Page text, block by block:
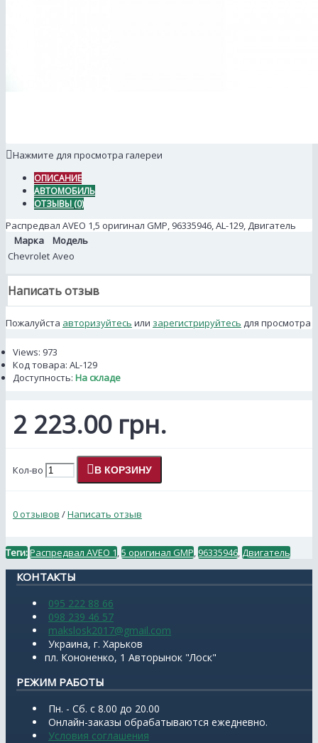
Нажмите для просмотра галереи
ОПИСАНИЕ
АВТОМОБИЛЬ
ОТЗЫВЫ (0)
Распредвал AVEO 1,5 оригинал GMP, 96335946, AL-129, Двигатель
Марка
Модель
Chevrolet Aveo
Написать отзыв
Пожалуйста авторизуйтесь или зарегистрируйтесь для просмотра
Views: 973
Код товара: AL-129
Доступность: На складе
2 223.00 грн.
Кол-во В КОРЗИНУ
0 отзывов /Написать отзыв
Теги:Распредвал AVEO 1 5 оригинал GMP 96335946 Двигатель
КОНТАКТЫ
095 222 88 66
098 239 46 57
makslosk2017@gmail.com
Украина, г. Харьков
пл. Кононенко, 1 Авторынок "Лоск"
РЕЖИМ РАБОТЫ
Пн. - Сб. с 8.00 до 20.00
Онлайн-заказы обрабатываются ежедневно.
Условия соглашения